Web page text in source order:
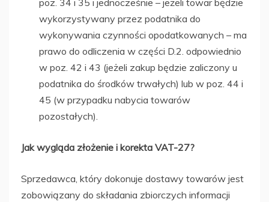
poz. 34 i 35 i jednocześnie – jeżeli towar będzie
wykorzystywany przez podatnika do
wykonywania czynności opodatkowanych – ma
prawo do odliczenia w części D.2. odpowiednio
w poz. 42 i 43 (jeżeli zakup będzie zaliczony u
podatnika do środków trwałych) lub w poz. 44 i
45 (w przypadku nabycia towarów
pozostałych).
Jak wygląda złożenie i korekta VAT-27?
Sprzedawca, który dokonuje dostawy towarów jest
zobowiązany do składania zbiorczych informacji